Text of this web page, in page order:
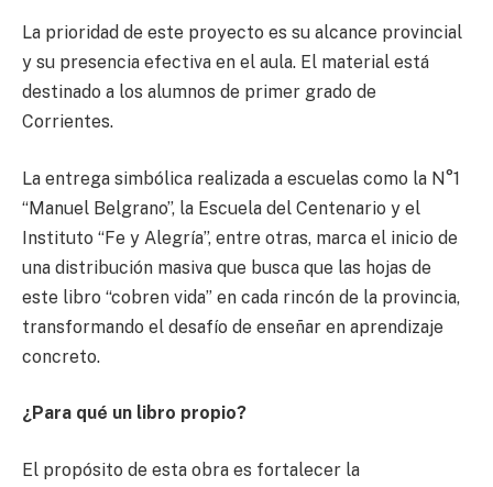
La prioridad de este proyecto es su alcance provincial
y su presencia efectiva en el aula. El material está
destinado a los alumnos de primer grado de
Corrientes.
La entrega simbólica realizada a escuelas como la N°1
“Manuel Belgrano”, la Escuela del Centenario y el
Instituto “Fe y Alegría”, entre otras, marca el inicio de
una distribución masiva que busca que las hojas de
este libro “cobren vida” en cada rincón de la provincia,
transformando el desafío de enseñar en aprendizaje
concreto.
¿Para qué un libro propio?
El propósito de esta obra es fortalecer la